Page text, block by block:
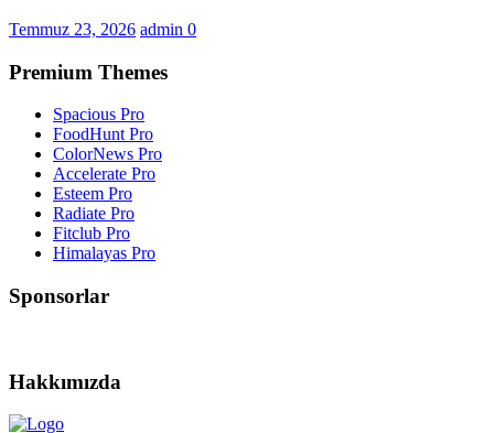
Temmuz 23, 2026 admin 0
Premium Themes
Spacious Pro
FoodHunt Pro
ColorNews Pro
Accelerate Pro
Esteem Pro
Radiate Pro
Fitclub Pro
Himalayas Pro
Sponsorlar
Hakkımızda